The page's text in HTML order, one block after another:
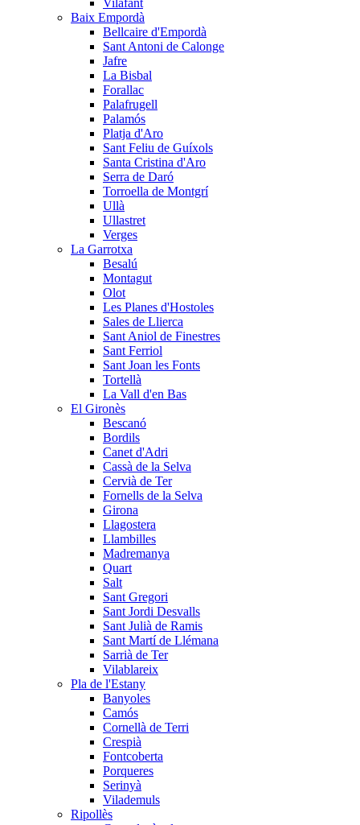
Vilafant
Baix Empordà
Bellcaire d'Empordà
Sant Antoni de Calonge
Jafre
La Bisbal
Forallac
Palafrugell
Palamós
Platja d'Aro
Sant Feliu de Guíxols
Santa Cristina d'Aro
Serra de Daró
Torroella de Montgrí
Ullà
Ullastret
Verges
La Garrotxa
Besalú
Montagut
Olot
Les Planes d'Hostoles
Sales de Llierca
Sant Aniol de Finestres
Sant Ferriol
Sant Joan les Fonts
Tortellà
La Vall d'en Bas
El Gironès
Bescanó
Bordils
Canet d'Adri
Cassà de la Selva
Cervià de Ter
Fornells de la Selva
Girona
Llagostera
Llambilles
Madremanya
Quart
Salt
Sant Gregori
Sant Jordi Desvalls
Sant Julià de Ramis
Sant Martí de Llémana
Sarrià de Ter
Vilablareix
Pla de l'Estany
Banyoles
Camós
Cornellà de Terri
Crespià
Fontcoberta
Porqueres
Serinyà
Vilademuls
Ripollès